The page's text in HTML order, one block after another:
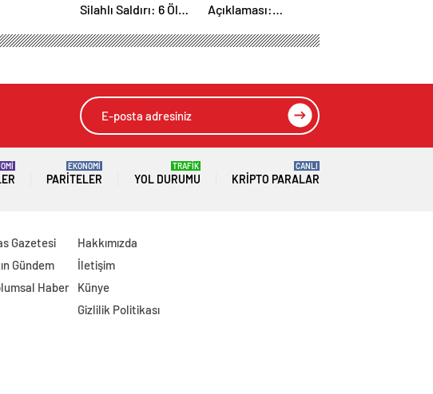
Silahlı Saldırı: 6 Ölü,
Açıklaması:
Gidiyor, Anlaşma
PARITELER
EKONOMİ
YOL DURUMU
TRAFİK
KRIPTO PARALAR
CANLI
Gazetesi
Gündem
Haber
Hakkımızda
İletişim
Künye
Gizlilik Politikası